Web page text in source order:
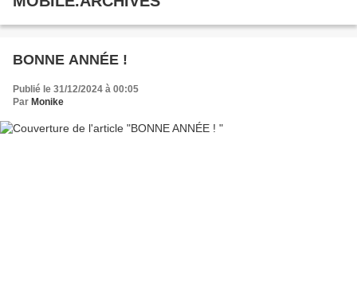
BONNE ANNÉE !
Publié le 31/12/2024 à 00:05
Par Monike